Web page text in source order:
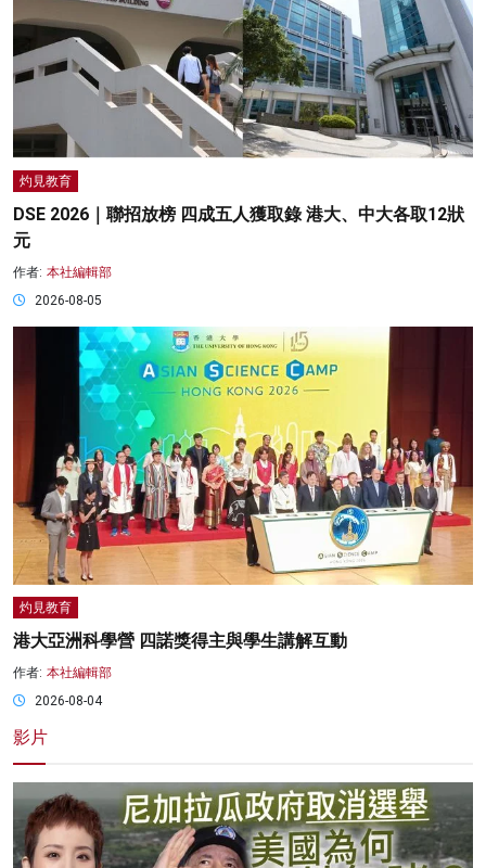
灼見教育
DSE 2026｜聯招放榜 四成五人獲取錄 港大、中大各取12狀
元
作者: 本社編輯部
2026-08-05
灼見教育
港大亞洲科學營 四諾獎得主與學生講解互動
作者: 本社編輯部
2026-08-04
影片